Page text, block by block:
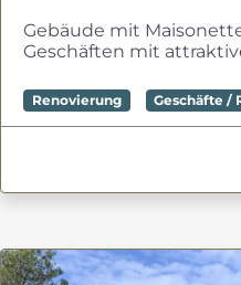
Gebäude mit
Geschäften mit
Renovierung Geschäfte /